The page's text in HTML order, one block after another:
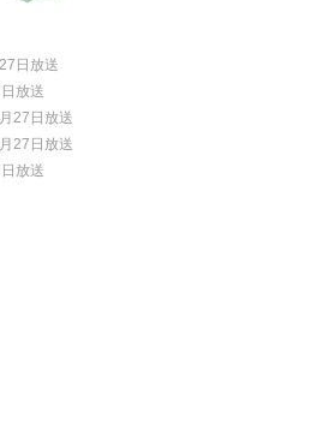
日放送
放送
27日放送
27日放送
放送